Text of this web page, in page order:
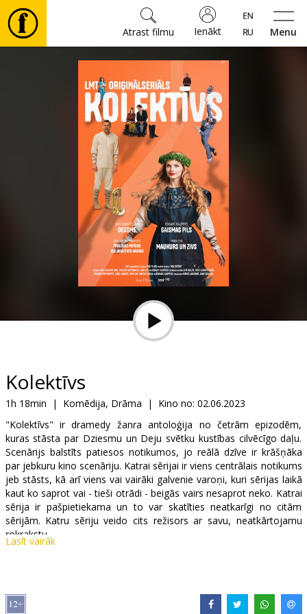
Menu
Ienākt
Atrast filmu
Pasākumi
B2B
Kino
Klubs
Kolektīvs
1h 18min | Komēdija, Drāma | Kino no: 02.06.2023
"Kolektīvs" ir dramedy žanra antoloģija no četrām epizodēm,
kuras stāsta par Dziesmu un Deju svētku kustības cilvēcīgo daļu.
Scenārijs balstīts patiesos notikumos, jo reālā dzīve ir krāšņāka
par jebkuru kino scenāriju. Katrai sērijai ir viens centrālais notikums
jeb stāsts, kā arī viens vai vairāki galvenie varoņi, kuri sērijas laikā
kaut ko saprot vai - tieši otrādi - beigās vairs nesaprot neko. Katrai
sērija ir pašpietiekama un to var skatīties neatkarīgi no citām
sērijām. Katru sēriju veido cits režisors ar savu, neatkārtojamu
rokrakstu.
- “Degsme”, rež. Aiks Karapetjans
Lasīt vairāk